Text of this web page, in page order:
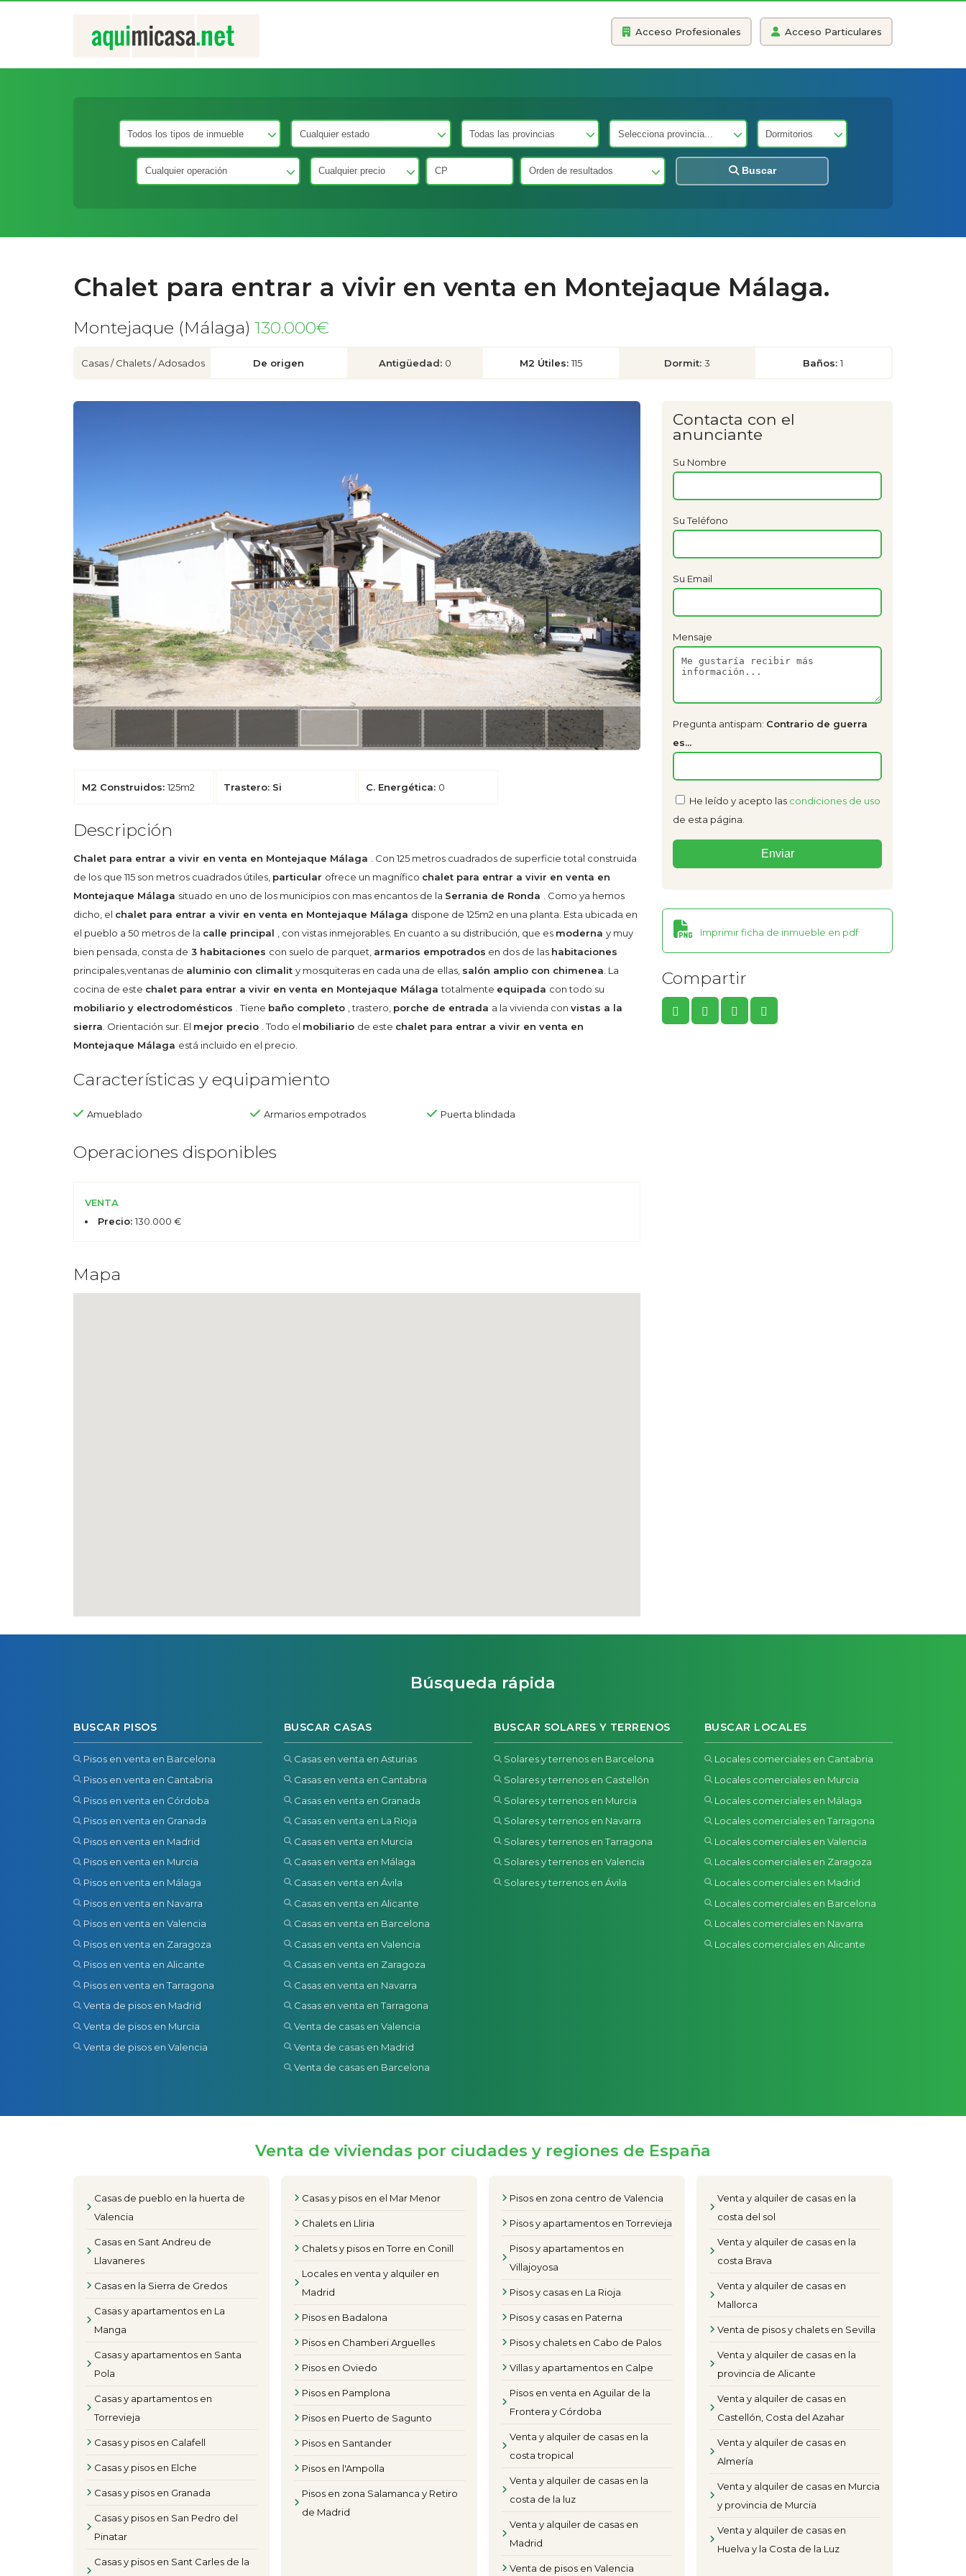
Acceso Profesionales Acceso Particulares
Buscar
Chalet para entrar a vivir en venta en Montejaque Málaga.
Montejaque (Málaga) 130.000€
Casas / Chalets / Adosados De origen Antigüedad: 0 M2 Útiles:115 Dormit: 3 Baños:1
M2 Construidos: 125m2 Trastero: Si C. Energética: 0
Descripción
Chalet para entrar a vivir en venta en Montejaque Málaga
. Con 125 metros cuadrados de superficie total construida
de los que 115 son metros cuadrados útiles, particular ofrece un magnífico chalet para entrar a vivir en venta en
Montejaque Málaga situado en uno de los municipios con mas encantos de la Serrania de Ronda
. Como ya hemos
dicho, el chalet para entrar a vivir en venta en Montejaque Málaga dispone de 125m2 en una planta. Esta ubicada en
el pueblo a 50 metros de la calle principal , con vistas inmejorables. En cuanto a su distribución, que es moderna y muy
bien pensada, consta de 3 habitaciones con suelo de parquet, armarios empotrados en dos de las habitaciones
principales,ventanas de aluminio con climalit y mosquiteras en cada una de ellas, salón amplio con chimenea . La
cocina de este chalet para entrar a vivir en venta en Montejaque Málagatotalmente equipada con todo su
mobiliario y electrodomésticos
. Tiene baño completo , trastero, porche de entrada a la vivienda con vistas a la
sierra . Orientación sur. El mejor precio . Todo el mobiliario de este chalet para entrar a vivir en venta en
Montejaque Málaga está incluido en el precio.
Características y equipamiento
Amueblado Armarios empotrados Puerta blindada
Operaciones disponibles
VENTA
Precio: 130.000 €
Mapa
Contacta con el
anunciante
Su Nombre
Su Teléfono
Su Email
Mensaje
Pregunta antispam: Contrario de guerra
es...
He leído y acepto las condiciones de uso
de esta página.
Imprimir ficha de inmueble en pdf
Compartir
Búsqueda rápida
BUSCAR PISOS
Pisos en venta en Barcelona
Pisos en venta en Cantabria
Pisos en venta en Córdoba
Pisos en venta en Granada
Pisos en venta en Madrid
Pisos en venta en Murcia
Pisos en venta en Málaga
Pisos en venta en Navarra
Pisos en venta en Valencia
Pisos en venta en Zaragoza
Pisos en venta en Alicante
Pisos en venta en Tarragona
Venta de pisos en Madrid
Venta de pisos en Murcia
Venta de pisos en Valencia
BUSCAR CASAS
Casas en venta en Asturias
Casas en venta en Cantabria
Casas en venta en Granada
Casas en venta en La Rioja
Casas en venta en Murcia
Casas en venta en Málaga
Casas en venta en Ávila
Casas en venta en Alicante
Casas en venta en Barcelona
Casas en venta en Valencia
Casas en venta en Zaragoza
Casas en venta en Navarra
Casas en venta en Tarragona
Venta de casas en Valencia
Venta de casas en Madrid
Venta de casas en Barcelona
BUSCAR SOLARES Y TERRENOS
Solares y terrenos en Barcelona
Solares y terrenos en Castellón
Solares y terrenos en Murcia
Solares y terrenos en Navarra
Solares y terrenos en Tarragona
Solares y terrenos en Valencia
Solares y terrenos en Ávila
BUSCAR LOCALES
Locales comerciales en Cantabria
Locales comerciales en Murcia
Locales comerciales en Málaga
Locales comerciales en Tarragona
Locales comerciales en Valencia
Locales comerciales en Zaragoza
Locales comerciales en Madrid
Locales comerciales en Barcelona
Locales comerciales en Navarra
Locales comerciales en Alicante
Venta de viviendas por ciudades y regiones de España
Casas de pueblo en la huerta de
Valencia
Casas en Sant Andreu de
Llavaneres
Casas en la Sierra de Gredos
Casas y apartamentos en La
Manga
Casas y apartamentos en Santa
Pola
Casas y apartamentos en
Torrevieja
Casas y pisos en Calafell
Casas y pisos en Elche
Casas y pisos en Granada
Casas y pisos en San Pedro del
Pinatar
Casas y pisos en Sant Carles de la
Casas y pisos en el Mar Menor
Chalets en Lliria
Chalets y pisos en Torre en Conill
Locales en venta y alquiler en
Madrid
Pisos en Badalona
Pisos en Chamberi Arguelles
Pisos en Oviedo
Pisos en Pamplona
Pisos en Puerto de Sagunto
Pisos en Santander
Pisos en l'Ampolla
Pisos en zona Salamanca y Retiro
de Madrid
Pisos en zona centro de Valencia
Pisos y apartamentos en Torrevieja
Pisos y apartamentos en
Villajoyosa
Pisos y casas en La Rioja
Pisos y casas en Paterna
Pisos y chalets en Cabo de Palos
Villas y apartamentos en Calpe
Pisos en venta en Aguilar de la
Frontera y Córdoba
Venta y alquiler de casas en la
costa tropical
Venta y alquiler de casas en la
costa de la luz
Venta y alquiler de casas en
Madrid
Venta de pisos en Valencia
Venta y alquiler de casas en la
costa del sol
Venta y alquiler de casas en la
costa Brava
Venta y alquiler de casas en
Mallorca
Venta de pisos y chalets en Sevilla
Venta y alquiler de casas en la
provincia de Alicante
Venta y alquiler de casas en
Castellón, Costa del Azahar
Venta y alquiler de casas en
Almería
Venta y alquiler de casas en Murcia
y provincia de Murcia
Venta y alquiler de casas en
Huelva y la Costa de la Luz